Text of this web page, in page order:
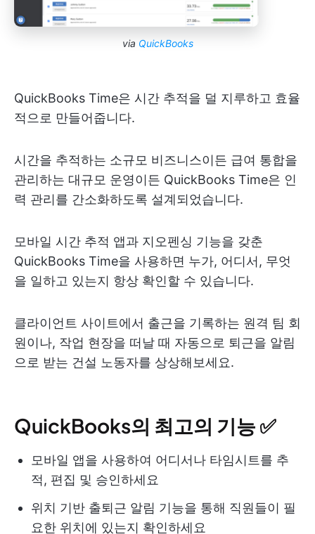
via QuickBooks
QuickBooks Time은 시간 추적을 덜 지루하고 효율
적으로 만들어줍니다.
시간을 추적하는 소규모 비즈니스이든 급여 통합을
관리하는 대규모 운영이든 QuickBooks Time은 인
력 관리를 간소화하도록 설계되었습니다.
모바일 시간 추적 앱과 지오펜싱 기능을 갖춘
QuickBooks Time을 사용하면 누가, 어디서, 무엇
을 일하고 있는지 항상 확인할 수 있습니다.
클라이언트 사이트에서 출근을 기록하는 원격 팀 회
원이나, 작업 현장을 떠날 때 자동으로 퇴근을 알림
으로 받는 건설 노동자를 상상해보세요.
QuickBooks의 최고의 기능 ✅
모바일 앱을 사용하여 어디서나 타임시트를 추
적, 편집 및 승인하세요
위치 기반 출퇴근 알림 기능을 통해 직원들이 필
요한 위치에 있는지 확인하세요